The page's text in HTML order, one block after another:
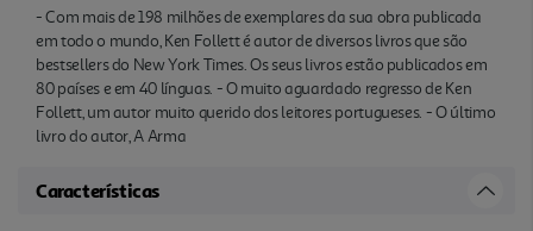
- Com mais de 198 milhões de exemplares da sua obra publicada
em todo o mundo, Ken Follett é autor de diversos livros que são
bestsellers do New York Times. Os seus livros estão publicados em
80 países e em 40 línguas. - O muito aguardado regresso de Ken
Follett, um autor muito querido dos leitores portugueses. - O último
livro do autor, A Arma
Características